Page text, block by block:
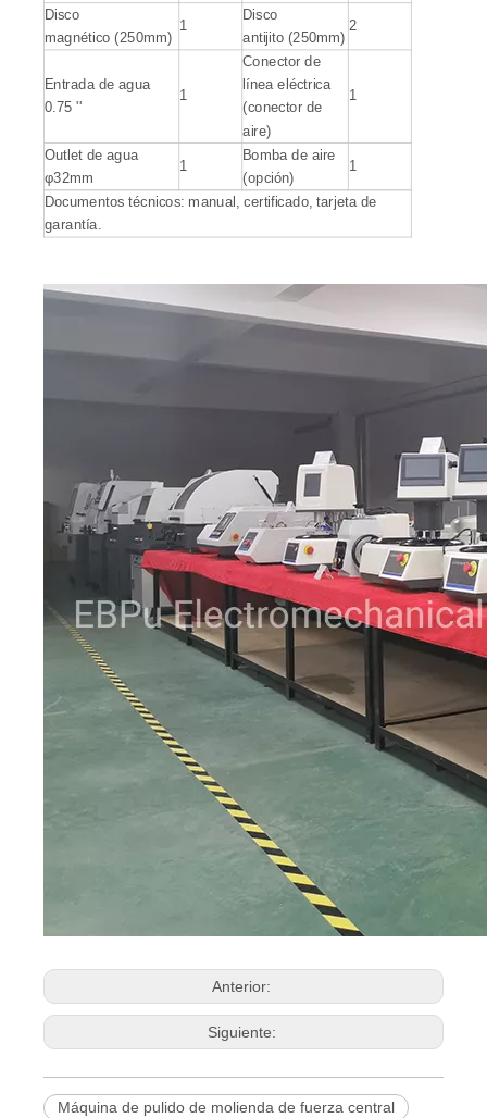
Disco
magnético (250mm)
1
Disco
antijito (250mm)
2
Entrada de agua
0.75 ''
1
Conector de
línea eléctrica
(conector de
aire)
1
Outlet de agua
φ32mm
1
Bomba de aire
(opción)
1
Documentos técnicos: manual, certificado, tarjeta de
garantía.
Anterior:
Siguiente:
Máquina de pulido de molienda de fuerza central